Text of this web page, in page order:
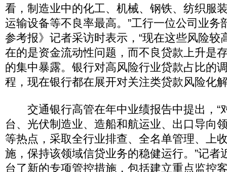
看，制造业中的化工、机械、钢铁、纺织服
运输设备等不良率最高。”工行一位公司业务
参考报》记者采访时表示，“现在这些风险较
在的是资金流动性问题，而不良贷款上升是
的集中暴露。银行对高风险行业贷款占比的
程，现在银行都在展开对关注类贷款风险化
交通银行高管在年中业绩报告中提出，“
台、光伏制造业、造船和航运业、出口导向
等热点，采取全行业排查、全名单管理、上
施，保持该领域信贷业务的稳健运行。”记者
台了新的专项管控措施，包括建立重点监控